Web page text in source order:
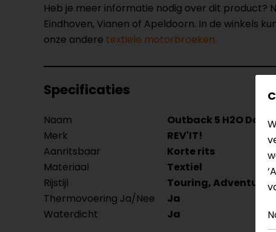
Heb je meer informatie nodig over dit product?
Eindhoven, Vianen of Apeldoorn. In de winkels
onze andere textiele motorbroeken.
Specificaties
Naam Outback 5 H2O
Merk
REV'IT!
Aanritsbaar
Korte rits
Materiaal
Textiel
Rijstijl
Touring, Adventure
Thermovoering Ja/Nee
Ja
Waterdicht
Ja